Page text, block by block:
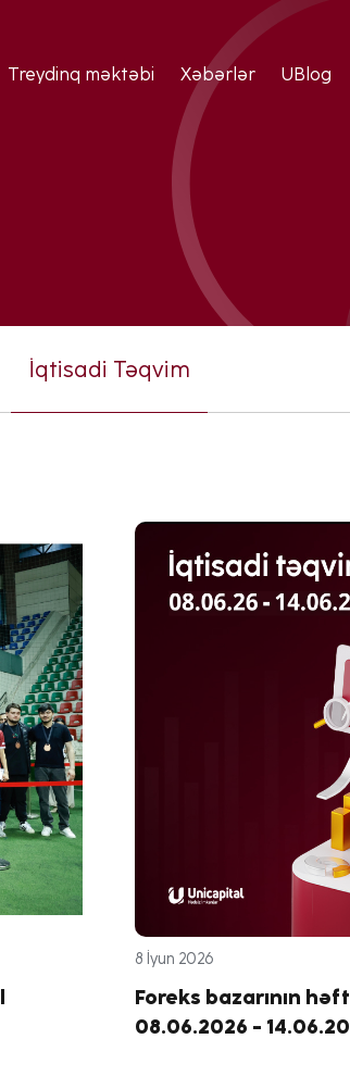
Treydinq məktəbi Xəbərlər UBlog
İqtisadi Təqvim
8 İyun 2026
Foreks bazarının
08.06.2026 -